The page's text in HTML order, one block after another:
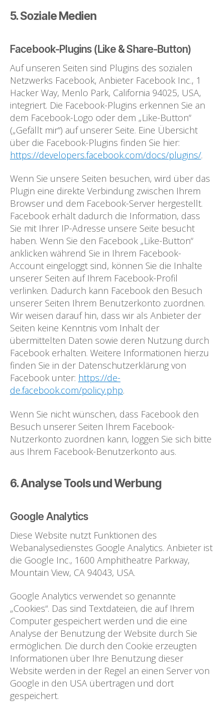
5. Soziale Medien
Facebook-Plugins (Like & Share-Button)
Auf unseren Seiten sind Plugins des sozialen
Netzwerks Facebook, Anbieter Facebook Inc., 1
Hacker Way, Menlo Park, California 94025, USA,
integriert. Die Facebook-Plugins erkennen Sie an
dem Facebook-Logo oder dem „Like-Button“
(„Gefällt mir“) auf unserer Seite. Eine Übersicht
über die Facebook-Plugins finden Sie hier:
https://developers.facebook.com/docs/plugins/.
Wenn Sie unsere Seiten besuchen, wird über das
Plugin eine direkte Verbindung zwischen Ihrem
Browser und dem Facebook-Server hergestellt.
Facebook erhält dadurch die Information, dass
Sie mit Ihrer IP-Adresse unsere Seite besucht
haben. Wenn Sie den Facebook „Like-Button“
anklicken während Sie in Ihrem Facebook-
Account eingeloggt sind, können Sie die Inhalte
unserer Seiten auf Ihrem Facebook-Profil
verlinken. Dadurch kann Facebook den Besuch
unserer Seiten Ihrem Benutzerkonto zuordnen.
Wir weisen darauf hin, dass wir als Anbieter der
Seiten keine Kenntnis vom Inhalt der
übermittelten Daten sowie deren Nutzung durch
Facebook erhalten. Weitere Informationen hierzu
finden Sie in der Datenschutzerklärung von
Facebook unter: https://de-
de.facebook.com/policy.php.
Wenn Sie nicht wünschen, dass Facebook den
Besuch unserer Seiten Ihrem Facebook-
Nutzerkonto zuordnen kann, loggen Sie sich bitte
aus Ihrem Facebook-Benutzerkonto aus.
6. Analyse Tools und Werbung
Google Analytics
Diese Website nutzt Funktionen des
Webanalysedienstes Google Analytics. Anbieter ist
die Google Inc., 1600 Amphitheatre Parkway,
Mountain View, CA 94043, USA.
Google Analytics verwendet so genannte
„Cookies“. Das sind Textdateien, die auf Ihrem
Computer gespeichert werden und die eine
Analyse der Benutzung der Website durch Sie
ermöglichen. Die durch den Cookie erzeugten
Informationen über Ihre Benutzung dieser
Website werden in der Regel an einen Server von
Google in den USA übertragen und dort
gespeichert.